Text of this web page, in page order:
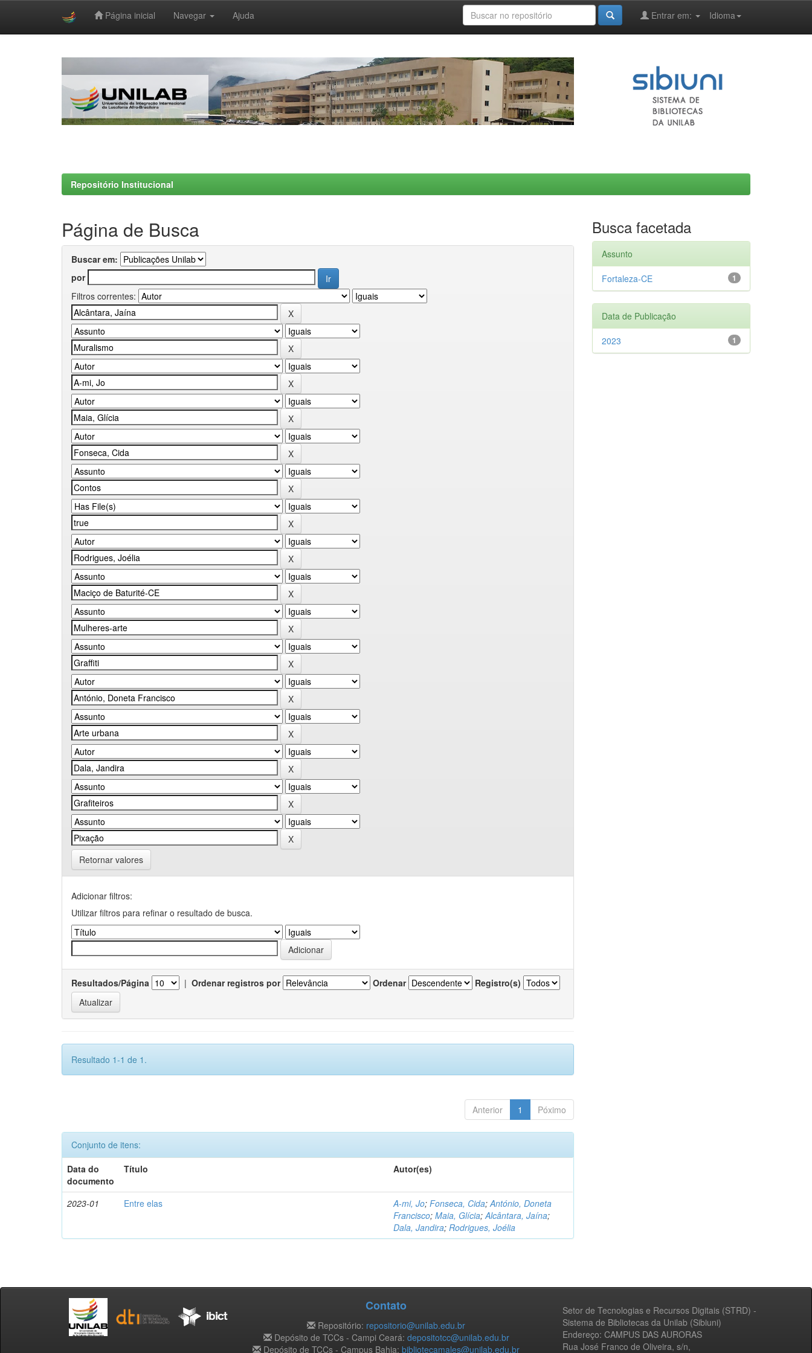
Página inicial Navegar Ajuda Idioma
Entrar em:
Repositório Institucional
Página de Busca
Buscar em:
por
Filtros correntes:
Retornar valores
Adicionar filtros:
Utilizar filtros para refinar o resultado de busca.
Resultados/Página | Ordenar registros por Ordenar Registro(s)
Resultado 1-1 de 1.
Anterior 1 Póximo
Conjunto de itens:
Data do
documento
Título Autor(es)
2023-01 Entre elas A-mi, Jo;Fonseca, Cida;António, Doneta
Francisco;Maia, Glícia;Alcântara, Jaína;
Dala, Jandira;Rodrigues, Joélia
Busca facetada
Assunto
1
Fortaleza-CE
Data de Publicação
1
2023
Setor de Tecnologias e Recursos Digitais (STRD) -
Sistema de Bibliotecas da Unilab (Sibiuni)
Endereço: CAMPUS DAS AURORAS
Rua José Franco de Oliveira, s/n,
Contato
Repositório: repositorio@unilab.edu.br
Depósito de TCCs - Campi Ceará: depositotcc@unilab.edu.br
Depósito de TCCs - Campus Bahia: bibliotecamales@unilab.edu.br